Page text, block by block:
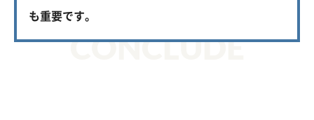
CONCLUDE
も重要です。